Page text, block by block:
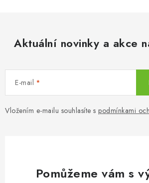
Aktuální novinky a akce
E-mail
Vložením e-mailu souhlasíte s podmínkami
Pomůžeme vám s